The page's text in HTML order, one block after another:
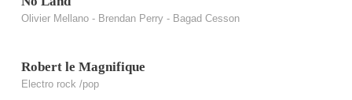
Olivier Mellano - Brendan Perry - Bagad Cesson
Robert le Magnifique
Electro rock /pop